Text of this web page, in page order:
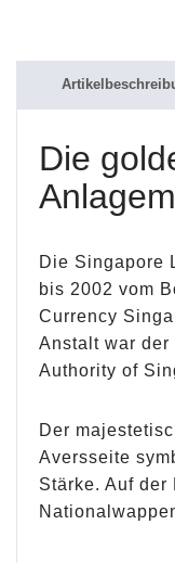
Die
Die Singapore
bis 2002 vom
Currency
Anstalt war der
Authority of
Der
Aversseite
Stärke. Auf der